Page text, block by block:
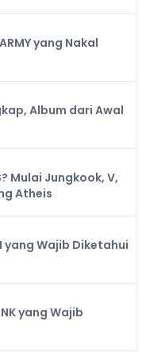
yang Nakal
Album dari Awal
Mulai Jungkook, V,
Atheis
yang Wajib Diketahui
yang Wajib